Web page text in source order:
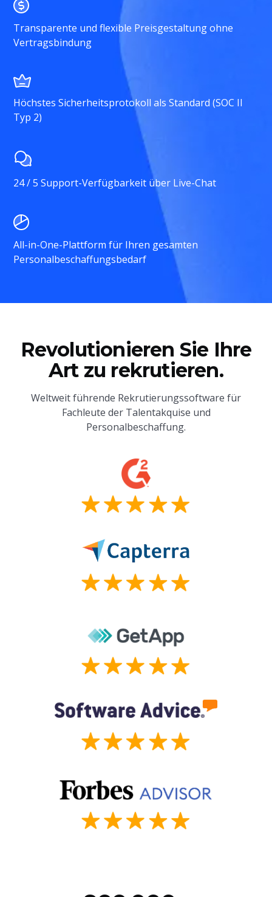
Transparente und flexible Preisgestaltung ohne
Vertragsbindung
Höchstes Sicherheitsprotokoll als Standard (SOC II
Typ 2)
24 / 5 Support-Verfügbarkeit über Live-Chat
All-in-One-Plattform für Ihren gesamten
Personalbeschaffungsbedarf
Revolutionieren Sie Ihre
Art zu rekrutieren.
Weltweit führende Rekrutierungssoftware für
Fachleute der Talentakquise und
Personalbeschaffung.